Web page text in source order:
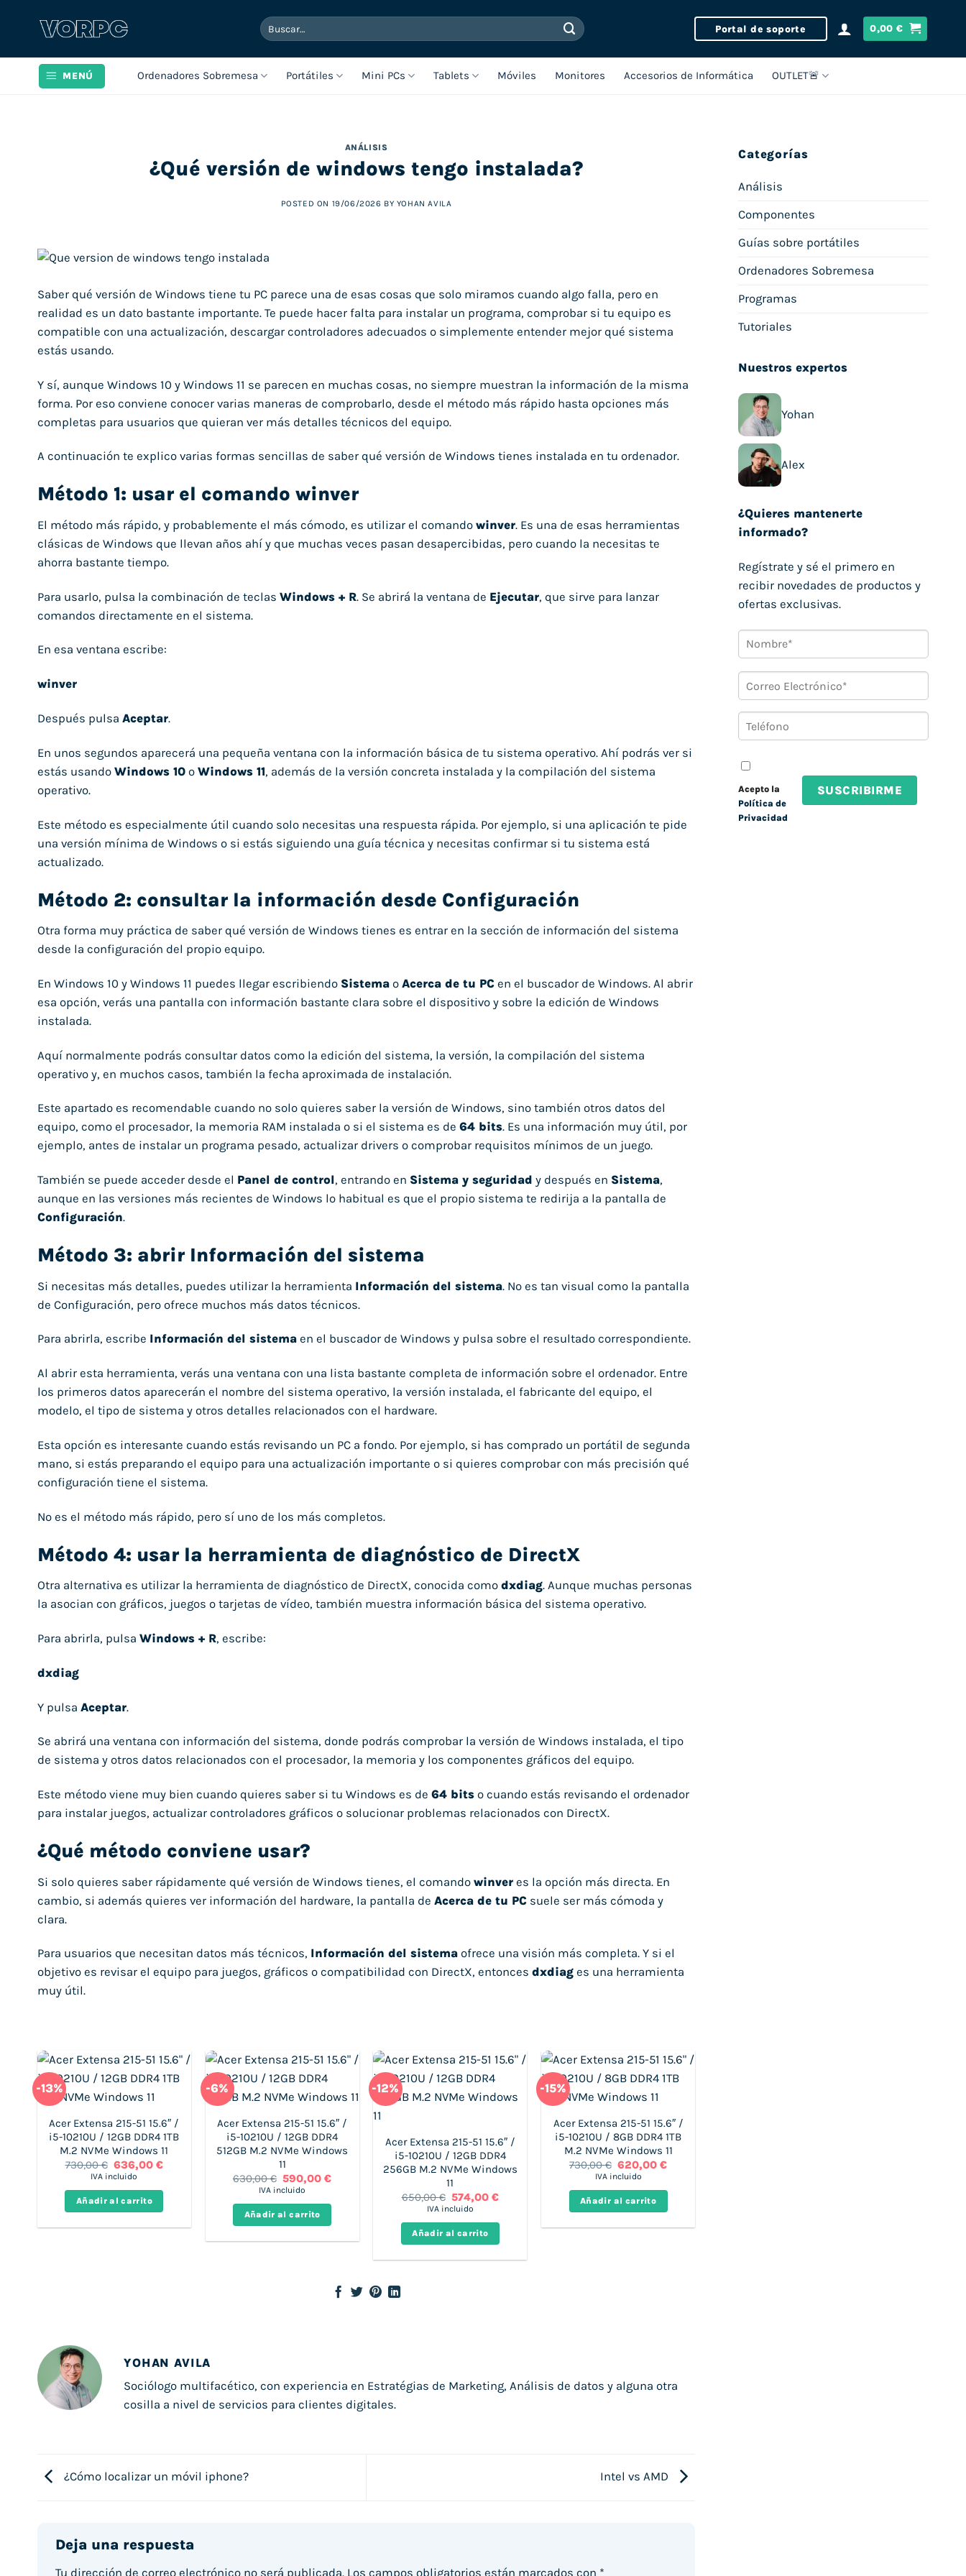
Buscar
por:
Portal de soporte 0,00€
MENÚ Ordenadores Sobremesa Portátiles Mini PCs Tablets Móviles Monitores Accesorios de Informática OUTLET🚨
ANÁLISIS
¿Qué versión de windows tengo instalada?
POSTED ON 19/06/2026 BY YOHAN AVILA
Saber qué versión de Windows tiene tu PC parece una de esas cosas que solo miramos cuando algo falla, pero en
realidad es un dato bastante importante. Te puede hacer falta para instalar un programa, comprobar si tu equipo es
compatible con una actualización, descargar controladores adecuados o simplemente entender mejor qué sistema
estás usando.
Y sí, aunque Windows 10 y Windows 11 se parecen en muchas cosas, no siempre muestran la información de la misma
forma. Por eso conviene conocer varias maneras de comprobarlo, desde el método más rápido hasta opciones más
completas para usuarios que quieran ver más detalles técnicos del equipo.
A continuación te explico varias formas sencillas de saber qué versión de Windows tienes instalada en tu ordenador.
Método 1: usar el comando winver
El método más rápido, y probablemente el más cómodo, es utilizar el comando winver. Es una de esas herramientas
clásicas de Windows que llevan años ahí y que muchas veces pasan desapercibidas, pero cuando la necesitas te
ahorra bastante tiempo.
Para usarlo, pulsa la combinación de teclas Windows + R. Se abrirá la ventana de Ejecutar, que sirve para lanzar
comandos directamente en el sistema.
En esa ventana escribe:
winver
Después pulsa Aceptar.
En unos segundos aparecerá una pequeña ventana con la información básica de tu sistema operativo. Ahí podrás ver si
estás usando Windows 10 o Windows 11, además de la versión concreta instalada y la compilación del sistema
operativo.
Este método es especialmente útil cuando solo necesitas una respuesta rápida. Por ejemplo, si una aplicación te pide
una versión mínima de Windows o si estás siguiendo una guía técnica y necesitas confirmar si tu sistema está
actualizado.
Método 2: consultar la información desde Configuración
Otra forma muy práctica de saber qué versión de Windows tienes es entrar en la sección de información del sistema
desde la configuración del propio equipo.
En Windows 10 y Windows 11 puedes llegar escribiendo Sistema o Acerca de tu PC en el buscador de Windows. Al abrir
esa opción, verás una pantalla con información bastante clara sobre el dispositivo y sobre la edición de Windows
instalada.
Aquí normalmente podrás consultar datos como la edición del sistema, la versión, la compilación del sistema
operativo y, en muchos casos, también la fecha aproximada de instalación.
Este apartado es recomendable cuando no solo quieres saber la versión de Windows, sino también otros datos del
equipo, como el procesador, la memoria RAM instalada o si el sistema es de 64 bits. Es una información muy útil, por
ejemplo, antes de instalar un programa pesado, actualizar drivers o comprobar requisitos mínimos de un juego.
También se puede acceder desde el Panel de control, entrando en Sistema y seguridad y después en Sistema,
aunque en las versiones más recientes de Windows lo habitual es que el propio sistema te redirija a la pantalla de
Configuración.
Método 3: abrir Información del sistema
Si necesitas más detalles, puedes utilizar la herramienta Información del sistema. No es tan visual como la pantalla
de Configuración, pero ofrece muchos más datos técnicos.
Para abrirla, escribe Información del sistema en el buscador de Windows y pulsa sobre el resultado correspondiente.
Al abrir esta herramienta, verás una ventana con una lista bastante completa de información sobre el ordenador. Entre
los primeros datos aparecerán el nombre del sistema operativo, la versión instalada, el fabricante del equipo, el
modelo, el tipo de sistema y otros detalles relacionados con el hardware.
Esta opción es interesante cuando estás revisando un PC a fondo. Por ejemplo, si has comprado un portátil de segunda
mano, si estás preparando el equipo para una actualización importante o si quieres comprobar con más precisión qué
configuración tiene el sistema.
No es el método más rápido, pero sí uno de los más completos.
Método 4: usar la herramienta de diagnóstico de DirectX
Otra alternativa es utilizar la herramienta de diagnóstico de DirectX, conocida como dxdiag. Aunque muchas personas
la asocian con gráficos, juegos o tarjetas de vídeo, también muestra información básica del sistema operativo.
Para abrirla, pulsa Windows + R, escribe:
dxdiag
Y pulsa Aceptar.
Se abrirá una ventana con información del sistema, donde podrás comprobar la versión de Windows instalada, el tipo
de sistema y otros datos relacionados con el procesador, la memoria y los componentes gráficos del equipo.
Este método viene muy bien cuando quieres saber si tu Windows es de 64 bits o cuando estás revisando el ordenador
para instalar juegos, actualizar controladores gráficos o solucionar problemas relacionados con DirectX.
¿Qué método conviene usar?
Si solo quieres saber rápidamente qué versión de Windows tienes, el comando winver es la opción más directa. En
cambio, si además quieres ver información del hardware, la pantalla de Acerca de tu PC suele ser más cómoda y
clara.
Para usuarios que necesitan datos más técnicos, Información del sistema ofrece una visión más completa. Y si el
objetivo es revisar el equipo para juegos, gráficos o compatibilidad con DirectX, entonces dxdiag es una herramienta
muy útil.
-13%
Acer Extensa 215-51 15.6″ /
i5-10210U / 12GB DDR4 1TB
M.2 NVMe Windows 11
730,00€ El
precio
era:
730,00 €.
636,00€El
es:
636,00 €.
IVA incluido
Añadir al carrito
-6%
Acer Extensa 215-51 15.6″ /
i5-10210U / 12GB DDR4
512GB M.2 NVMe Windows
11
630,00€ El
precio
era:
630,00 €.
590,00€El
es:
590,00 €.
IVA incluido
Añadir al carrito
-12%
Acer Extensa 215-51 15.6″ /
i5-10210U / 12GB DDR4
256GB M.2 NVMe Windows
11
650,00€ El
precio
era:
650,00 €.
574,00€El
es:
574,00 €.
IVA incluido
Añadir al carrito
-15%
Acer Extensa 215-51 15.6″ /
i5-10210U / 8GB DDR4 1TB
M.2 NVMe Windows 11
730,00€ El
precio
era:
730,00 €.
620,00€El
es:
620,00 €.
IVA incluido
Añadir al carrito
YOHAN AVILA
Sociólogo multifacético, con experiencia en Estratégias de Marketing, Análisis de datos y alguna otra
cosilla a nivel de servicios para clientes digitales.
¿Cómo localizar un móvil iphone? Intel vs AMD
Deja una respuesta
Tu dirección de correo electrónico no será publicada. Los campos obligatorios están marcados con *
Categorías
Análisis
Componentes
Guías sobre portátiles
Ordenadores Sobremesa
Programas
Tutoriales
Nuestros expertos
Yohan
Alex
¿Quieres mantenerte
informado?
Regístrate y sé el primero en
recibir novedades de productos y
ofertas exclusivas.
Acepto la
Política de
Privacidad